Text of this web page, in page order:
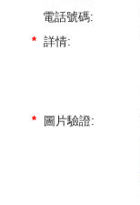
電話號碼:
* 詳情:
* 圖片驗證: